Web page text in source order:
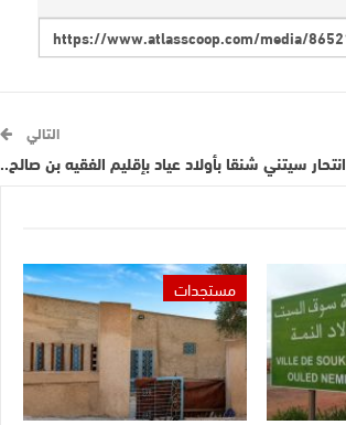
التالي
انتحار سيتني شنقا بأولاد عياد بإقليم الفقيه بن صالح..
مستجدات